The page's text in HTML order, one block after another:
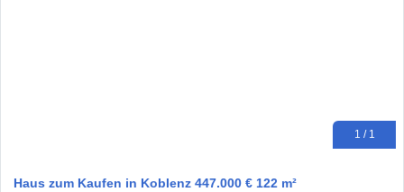
1 / 1
Haus zum Kaufen in Koblenz 447.000 € 122 m²